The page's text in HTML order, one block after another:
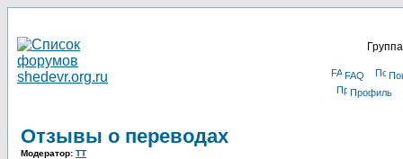
FAQ
Профиль
Отзывы о переводах
Модератор: TT